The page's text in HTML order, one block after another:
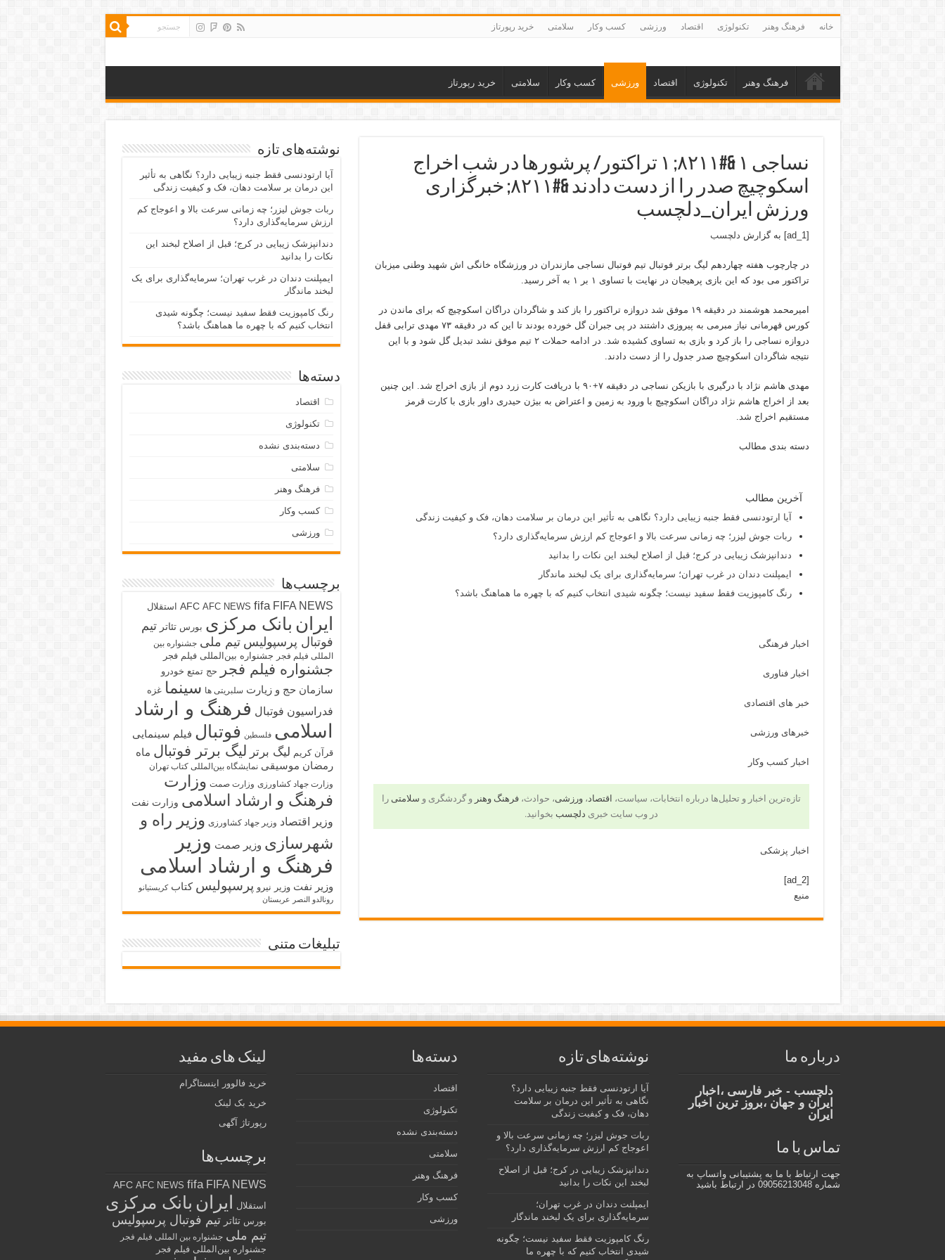
خانه فرهنگ وهنر تکنولوژی اقتصاد ورزشی کسب وکار سلامتی خرید رپورتاز
فرهنگ وهنر تکنولوژی اقتصاد ورزشی کسب وکار سلامتی خرید رپورتاز
نساجی ۱ &#۸۲۱۱; ۱ تراکتور/ پرشور‌ها در شب اخراج
اسکوچیچ صدر را از دست دادند &#۸۲۱۱; خبرگزاری
ورزش ایران_دلچسب
[ad_1] به گزارش دلچسب
در چارچوب هفته چهاردهم لیگ برتر فوتبال تیم فوتبال نساجی مازندران در ورزشگاه خانگی اش شهید وطنی میزبان
تراکتور می بود که این بازی پرهیجان در نهایت با تساوی ۱ بر ۱ به آخر رسید.
امیرمحمد هوشمند در دقیقه ۱۹ موفق شد دروازه تراکتور را باز کند و شاگردان دراگان اسکوچیچ که برای ماندن در
کورس قهرمانی نیاز مبرمی به پیروزی داشتند در پی جبران گل خورده بودند تا این که در دقیقه ۷۳ مهدی ترابی قفل
دروازه نساجی را باز کرد و بازی به تساوی کشیده شد. در ادامه حملات ۲ تیم موفق نشد تبدیل گل شود و با این
نتیجه شاگردان اسکوچیچ صدر جدول را از دست دادند.
مهدی هاشم نژاد با درگیری با بازیکن نساجی در دقیقه ۷+۹۰ با دریافت کارت زرد دوم از بازی اخراج شد. این چنین
بعد از اخراج هاشم نژاد دراگان اسکوچیچ با ورود به زمین و اعتراض به بیژن حیدری داور بازی با کارت قرمز
مستقیم اخراج شد.
دسته بندی مطالب
آخرین مطالب
آیا ارتودنسی فقط جنبه زیبایی دارد؟ نگاهی به تأثیر این درمان بر سلامت دهان، فک و کیفیت زندگی
ربات جوش لیزر؛ چه زمانی سرعت بالا و اعوجاج کم ارزش سرمایه‌گذاری دارد؟
دندانپزشک زیبایی در کرج؛ قبل از اصلاح لبخند این نکات را بدانید
ایمپلنت دندان در غرب تهران؛ سرمایه‌گذاری برای یک لبخند ماندگار
رنگ کامپوزیت فقط سفید نیست؛ چگونه شیدی انتخاب کنیم که با چهره ما هماهنگ باشد؟
اخبار فرهنگی
اخبار فناوری
خبر های اقتصادی
خبرهای ورزشی
اخبار کسب وکار
تازه‌ترین اخبار و تحلیل‌ها درباره انتخابات، سیاست، اقتصاد،ورزشی، حوادث،فرهنگ وهنر و گردشگری و سلامتی را
در وب سایت خبری دلچسب بخوانید.
اخبار پزشکی
[ad_2]
منبع
نوشته‌های تازه
آیا ارتودنسی فقط جنبه زیبایی دارد؟ نگاهی به تأثیر
این درمان بر سلامت دهان، فک و کیفیت زندگی
ربات جوش لیزر؛ چه زمانی سرعت بالا و اعوجاج کم
ارزش سرمایه‌گذاری دارد؟
دندانپزشک زیبایی در کرج؛ قبل از اصلاح لبخند این
نکات را بدانید
ایمپلنت دندان در غرب تهران؛ سرمایه‌گذاری برای یک
لبخند ماندگار
رنگ کامپوزیت فقط سفید نیست؛ چگونه شیدی
انتخاب کنیم که با چهره ما هماهنگ باشد؟
دسته‌ها
اقتصاد
تکنولوژی
دسته‌بندی نشده
سلامتی
فرهنگ وهنر
کسب وکار
ورزشی
برچسب‌ها
AFC AFC NEWS fifa FIFA NEWS استقلال
ایران بانک مرکزی بورس تئاتر تیم
فوتبال پرسپولیس تیم ملی جشنواره بین
المللی فیلم فجر جشنواره بین‌المللی فیلم فجر
جشنواره فیلم فجر حج تمتع خودرو
سازمان حج و زیارت سلبریتی ها سینما غزه
فدراسیون فوتبال فرهنگ و ارشاد
اسلامی فلسطین فوتبال فیلم سینمایی
قرآن کریم لیگ برتر لیگ برتر فوتبال ماه
رمضان موسیقی نمایشگاه بین‌المللی کتاب تهران
وزارت جهاد کشاورزی وزارت صمت وزارت
فرهنگ و ارشاد اسلامی وزارت نفت
وزیر اقتصاد وزیر جهاد کشاورزی وزیر راه و
شهرسازی وزیر صمت وزیر
فرهنگ و ارشاد اسلامی
وزیر نفت وزیر نیرو پرسپولیس کتاب کریستیانو
رونالدو النصر عربستان
تبلیغات متنی
درباره ما
دلچسب - خبر فارسی ،اخبار
ایران و جهان ،بروز ترین اخبار
ایران
تماس با ما
جهت ارتباط با ما به پشتیبانی واتساپ به
شماره 09056213048 در ارتباط باشید
نوشته‌های تازه
آیا ارتودنسی فقط جنبه زیبایی دارد؟
نگاهی به تأثیر این درمان بر سلامت
دهان، فک و کیفیت زندگی
ربات جوش لیزر؛ چه زمانی سرعت بالا و
اعوجاج کم ارزش سرمایه‌گذاری دارد؟
دندانپزشک زیبایی در کرج؛ قبل از اصلاح
لبخند این نکات را بدانید
ایمپلنت دندان در غرب تهران؛
سرمایه‌گذاری برای یک لبخند ماندگار
رنگ کامپوزیت فقط سفید نیست؛ چگونه
شیدی انتخاب کنیم که با چهره ما
دسته‌ها
اقتصاد
تکنولوژی
دسته‌بندی نشده
سلامتی
فرهنگ وهنر
کسب وکار
ورزشی
لینک های مفید
خرید فالوور اینستاگرام
خرید بک لینک
رپورتاژ آگهی
برچسب‌ها
AFC AFC NEWS fifa FIFA NEWS
استقلال ایران بانک مرکزی
بورس تئاتر تیم فوتبال پرسپولیس
تیم ملی جشنواره بین المللی فیلم فجر
جشنواره بین‌المللی فیلم فجر